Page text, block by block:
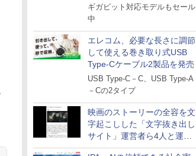
ギガビット対応モデルもセール
中
エレコム、必要な長さに調節
して使える巻き取り式USB
Type-Cケーブル2製品を発売
USB Type-C－C、USB Type-A
－Cの2タイプ
映画のストーリーの全容を文
字起こしした「文字抜き出し
サイト」運営者ら4人と運営
法人に有罪判決